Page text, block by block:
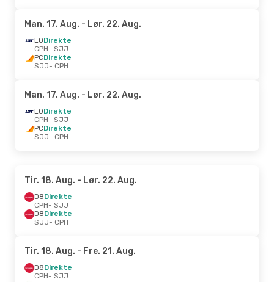
Man. 17. Aug. - Lør. 22. Aug.
LODirekte
CPH- SJJ
PCDirekte
SJJ- CPH
Man. 17. Aug. - Lør. 22. Aug.
LODirekte
CPH- SJJ
PCDirekte
SJJ- CPH
Tir. 18. Aug. - Lør. 22. Aug.
D8Direkte
CPH- SJJ
D8Direkte
SJJ- CPH
Tir. 18. Aug. - Fre. 21. Aug.
D8Direkte
CPH- SJJ